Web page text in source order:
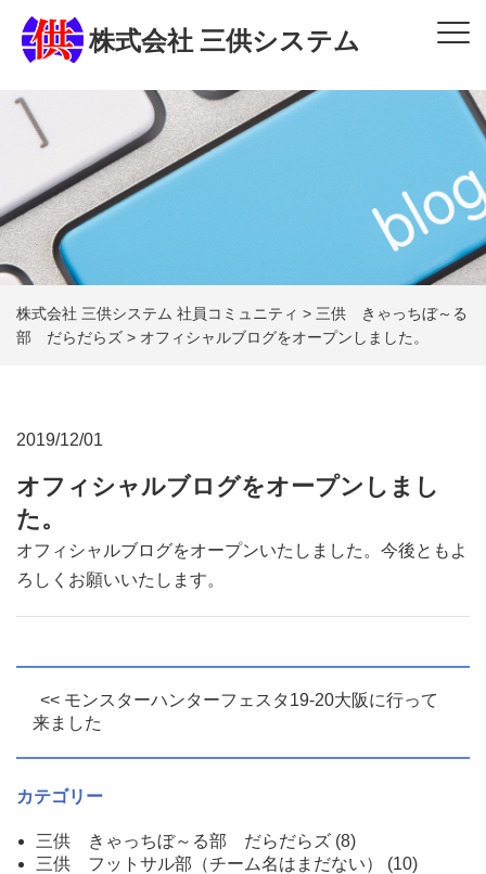
株式会社 三供システム
株式会社 三供システム 社員コミュニティ > 三供 きゃっちぼ～る
部 だらだらズ > オフィシャルブログをオープンしました。
2019/12/01
オフィシャルブログをオープンしまし
た。
オフィシャルブログをオープンいたしました。今後ともよ
ろしくお願いいたします。
<< モンスターハンターフェスタ19-20大阪に行って
来ました
カテゴリー
三供 きゃっちぼ～る部 だらだらズ(8)
三供 フットサル部（チーム名はまだない）
(10)